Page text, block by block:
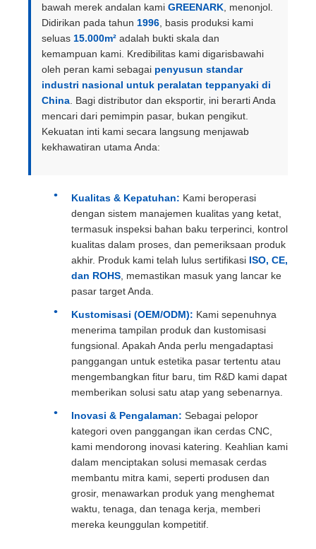
bawah merek andalan kami GREENARK , menonjol.
Didirikan pada tahun 1996 , basis produksi kami
seluas 15.000m² adalah bukti skala dan
kemampuan kami. Kredibilitas kami digarisbawahi
oleh peran kami sebagai penyusun standar
industri nasional untuk peralatan teppanyaki di
China . Bagi distributor dan eksportir, ini berarti Anda
mencari dari pemimpin pasar, bukan pengikut.
Kekuatan inti kami secara langsung menjawab
kekhawatiran utama Anda:
Kualitas & Kepatuhan: Kami beroperasi
dengan sistem manajemen kualitas yang ketat,
termasuk inspeksi bahan baku terperinci, kontrol
kualitas dalam proses, dan pemeriksaan produk
akhir. Produk kami telah lulus sertifikasi ISO, CE,
dan ROHS , memastikan masuk yang lancar ke
pasar target Anda.
Kustomisasi (OEM/ODM): Kami sepenuhnya
menerima tampilan produk dan kustomisasi
fungsional. Apakah Anda perlu mengadaptasi
panggangan untuk estetika pasar tertentu atau
mengembangkan fitur baru, tim R&D kami dapat
memberikan solusi satu atap yang sebenarnya.
Inovasi & Pengalaman: Sebagai pelopor
kategori oven panggangan ikan cerdas CNC,
kami mendorong inovasi katering. Keahlian kami
dalam menciptakan solusi memasak cerdas
membantu mitra kami, seperti produsen dan
grosir, menawarkan produk yang menghemat
waktu, tenaga, dan tenaga kerja, memberi
mereka keunggulan kompetitif.